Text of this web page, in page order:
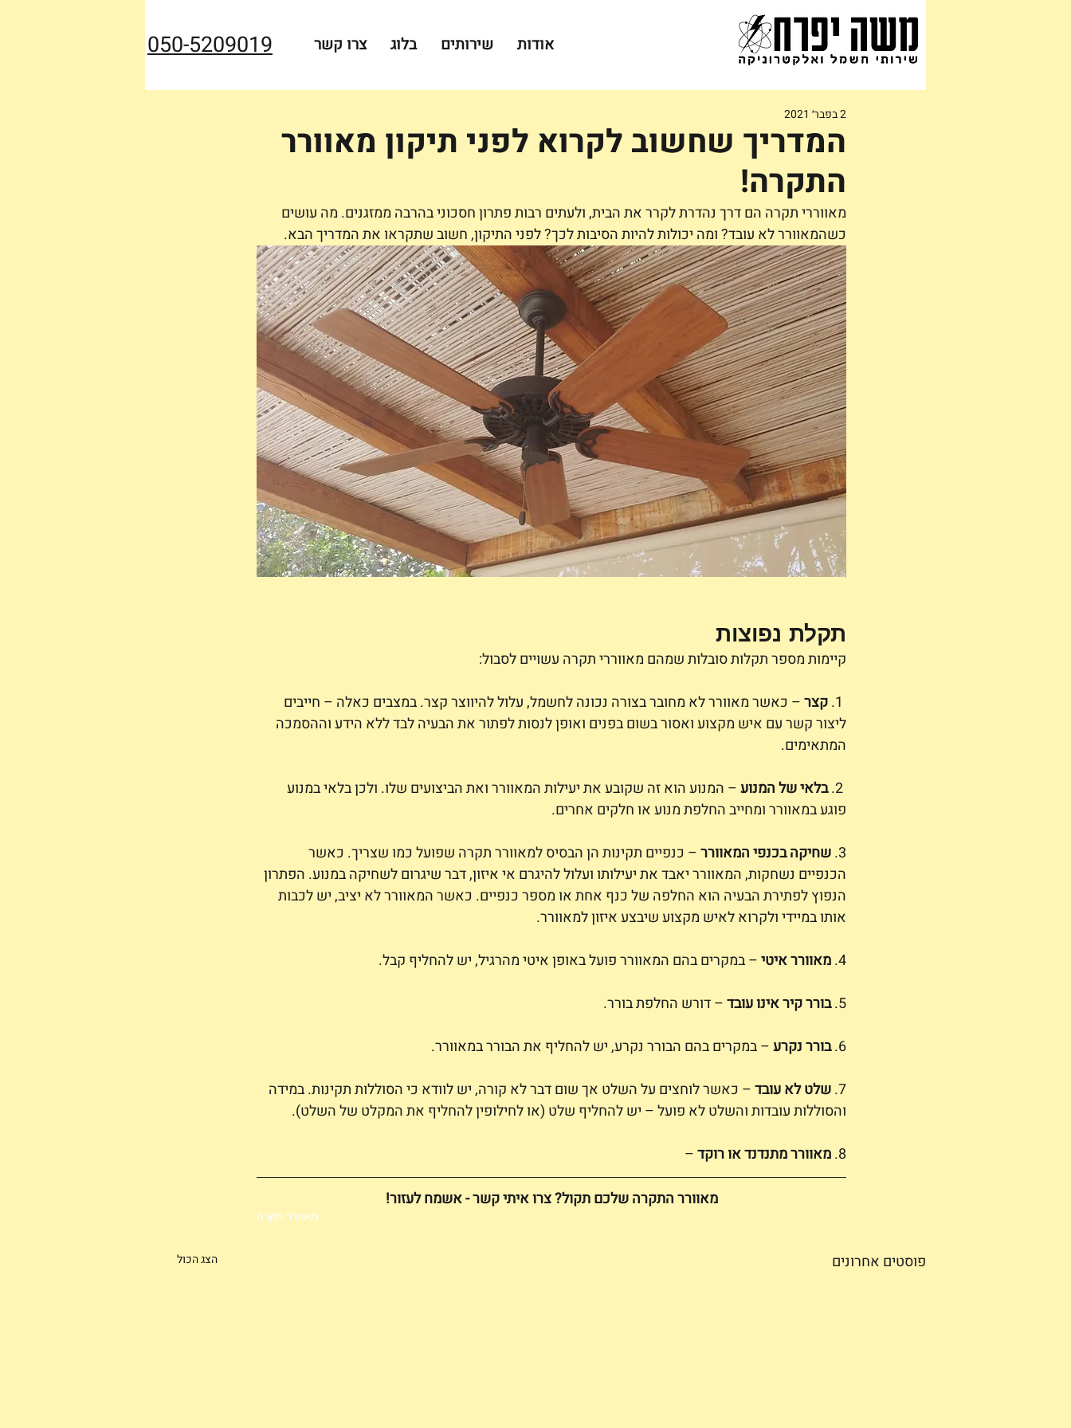
050-5209019 צרו קשר בלוג שירותים אודות
המדריך שחשוב לקרוא לפני תיקון מאוורר
התקרה!
2 בפבר׳ 2021
מאווררי תקרה הם דרך נהדרת לקרר את הבית, ולעתים רבות פתרון חסכוני בהרבה ממזגנים. מה עושים
כשהמאוורר לא עובד? ומה יכולות להיות הסיבות לכך? לפני התיקון, חשוב שתקראו את המדריך הבא.
תקלת נפוצות
קיימות מספר תקלות סובלות שמהם מאווררי תקרה עשויים לסבול:
קצר – כאשר מאוורר לא מחובר בצורה נכונה לחשמל, עלול להיווצר קצר. במצבים כאלה – חייבים
ליצור קשר עם איש מקצוע ואסור בשום בפנים ואופן לנסות לפתור את הבעיה לבד ללא הידע וההסמכה
המתאימים.
בלאי של המנוע – המנוע הוא זה שקובע את יעילות המאוורר ואת הביצועים שלו. ולכן בלאי במנוע
פוגע במאוורר ומחייב החלפת מנוע או חלקים אחרים.
3. שחיקה בכנפי המאוורר – כנפיים תקינות הן הבסיס למאוורר תקרה שפועל כמו שצריך. כאשר
הכנפיים נשחקות, המאוורר יאבד את יעילותו ועלול להיגרם אי איזון, דבר שיגרום לשחיקה במנוע. הפתרון
הנפוץ לפתירת הבעיה הוא החלפה של כנף אחת או מספר כנפיים. כאשר המאוורר לא יציב, יש לכבות
אותו במיידי ולקרוא לאיש מקצוע שיבצע איזון למאוורר.
4. מאוורר איטי – במקרים בהם המאוורר פועל באופן איטי מהרגיל, יש להחליף קבל.
5. בורר קיר אינו עובד – דורש החלפת בורר.
6. בורר נקרע – במקרים בהם הבורר נקרע, יש להחליף את הבורר במאוורר.
7. שלט לא עובד – כאשר לוחצים על השלט אך שום דבר לא קורה, יש לוודא כי הסוללות תקינות. במידה
והסוללות עובדות והשלט לא פועל – יש להחליף שלט (או לחילופין להחליף את המקלט של השלט).
8. מאוורר מתנדנד או רוקד –
מאוורר התקרה שלכם תקול? צרו איתי קשר - אשמח לעזור!
מאוורר תקרה
פוסטים אחרונים הצג הכול